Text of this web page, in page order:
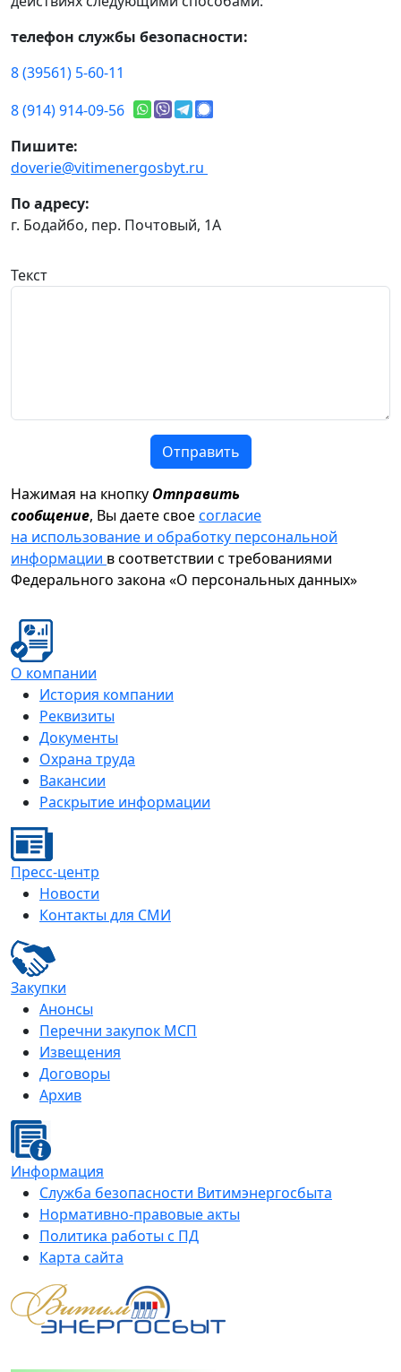
телефон службы безопасности:
8 (39561) 5-60-11
8 (914) 914-09-56
Пишите:
doverie@vitimenergosbyt.ru
По адресу:
г. Бодайбо, пер. Почтовый, 1А
Текст
Отправить
Нажимая на кнопку Отправить
сообщение, Вы даете своесогласие
на использование и обработку персональной
информации в соответствии с требованиями
Федерального закона «О персональных данных»
О компании
История компании
Реквизиты
Документы
Охрана труда
Вакансии
Раскрытие информации
Пресс-центр
Новости
Контакты для СМИ
Закупки
Анонсы
Перечни закупок МСП
Извещения
Договоры
Архив
Информация
Служба безопасности Витимэнергосбыта
Нормативно-правовые акты
Политика работы с ПД
Карта сайта